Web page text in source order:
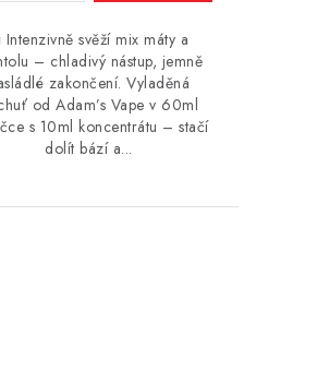
svěží mix máty a
– chladivý nástup, jemně
zakončení. Vyladěná
od Adam’s Vape v 60ml
s 10ml koncentrátu – stačí
dolít bází a...